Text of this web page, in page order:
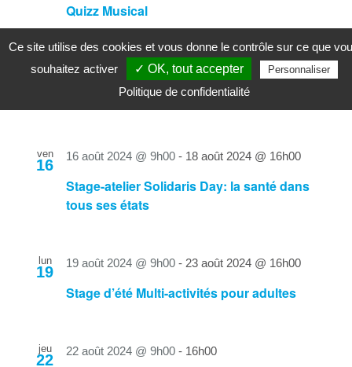
Quizz Musical
mer
14
Balade gourmande
14 août 2024 @ 11h00-14h00
ven
16
Stage-atelier Solidaris Day: la santé dans
tous ses états
16 août 2024 @ 9h00 - 18 août 2024 @ 16h00
lun
19
Stage d’été Multi-activités pour adultes
19 août 2024 @ 9h00 - 23 août 2024 @ 16h00
jeu
22
22 août 2024 @ 9h00 - 16h00
Ce site utilise des cookies et vous donne le contrôle sur ce que
souhaitez activer
✓ OK, tout accepter Personnaliser
Politique de confidentialité